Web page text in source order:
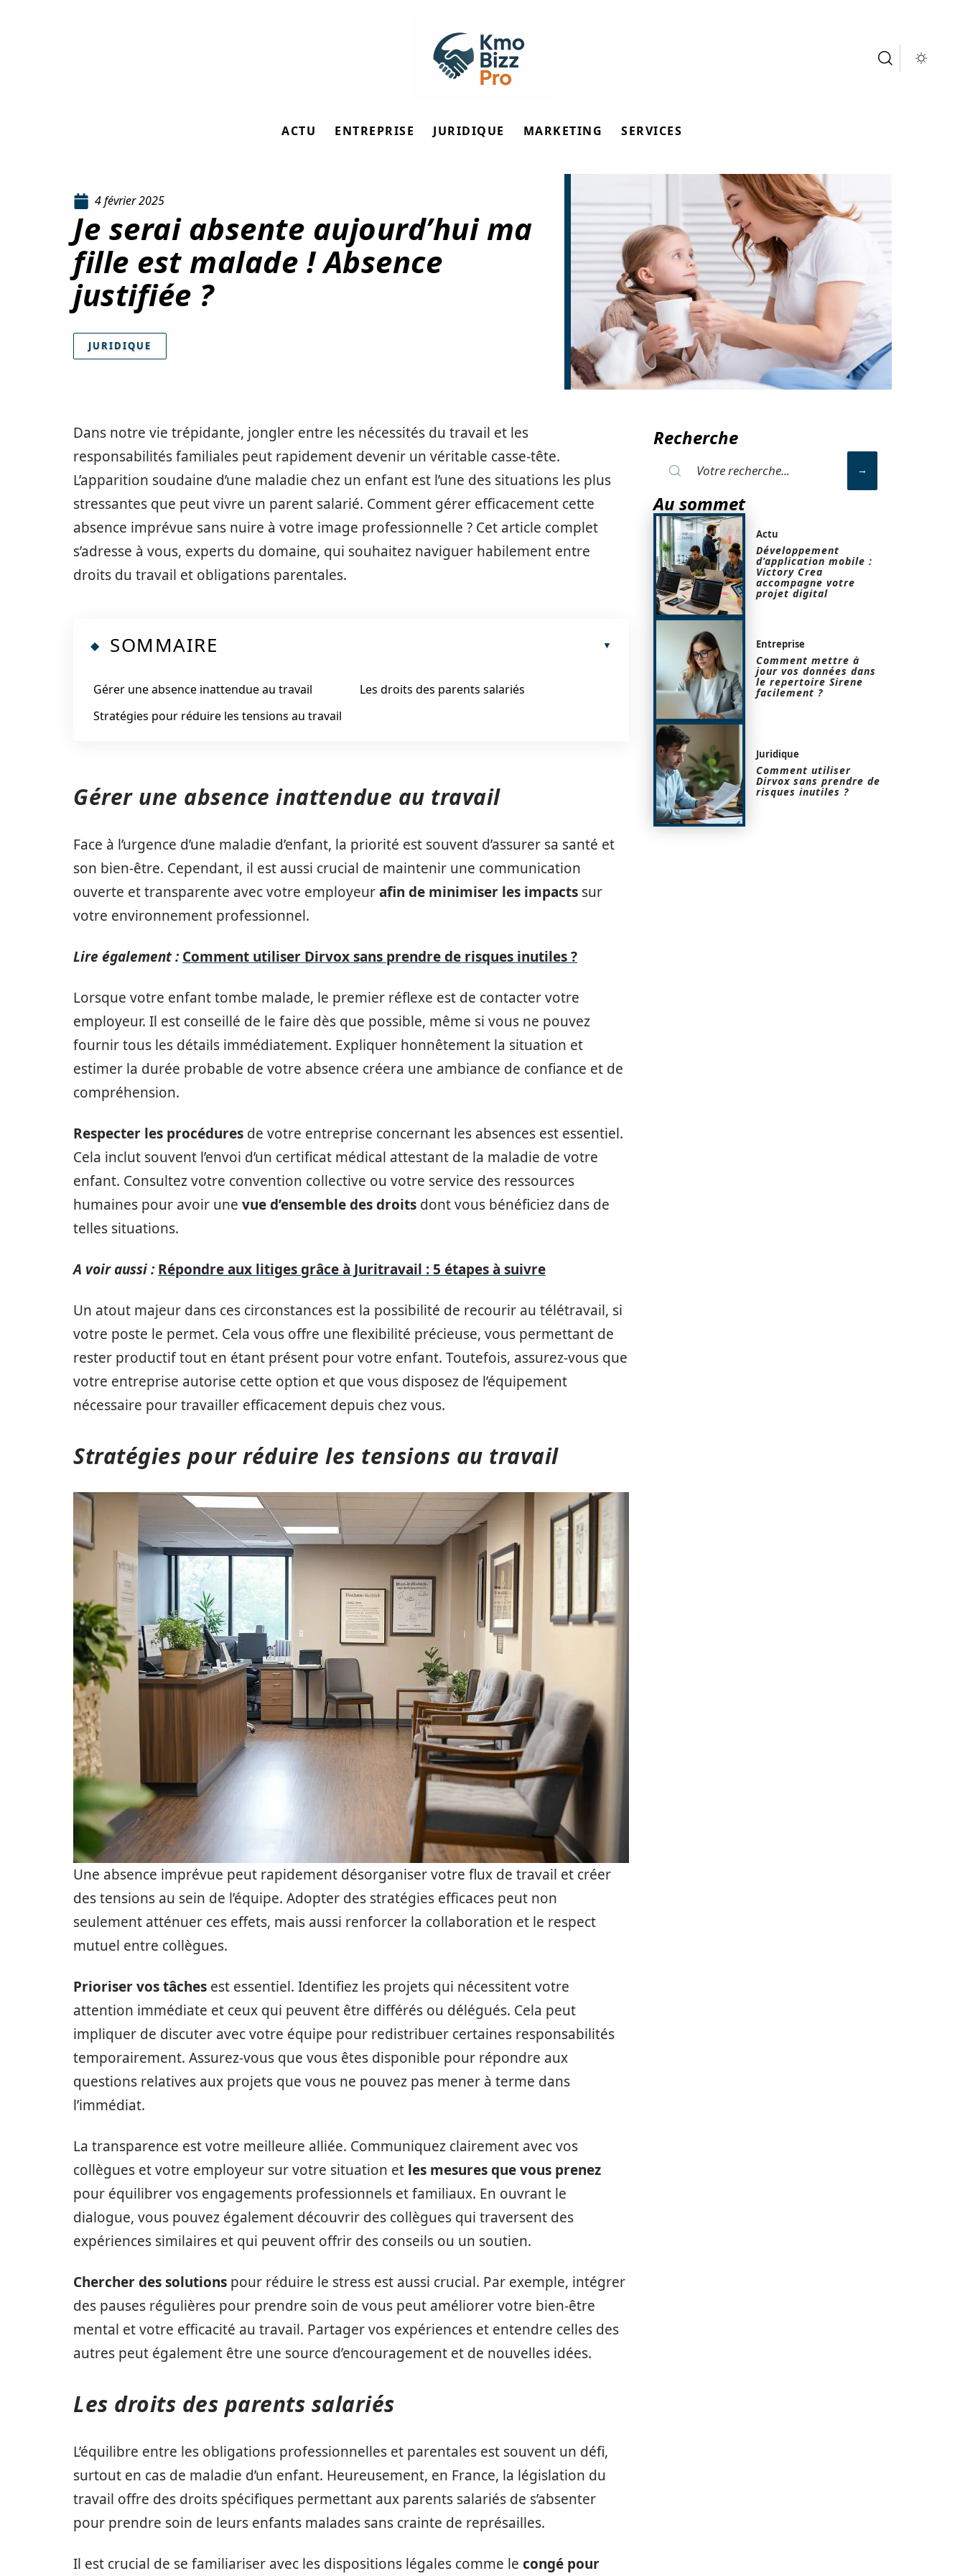
ACTU ENTREPRISE JURIDIQUE MARKETING SERVICES
4 février 2025
Je serai absente aujourd’hui ma
fille est malade ! Absence
justifiée ?
JURIDIQUE
Dans notre vie trépidante, jongler entre les nécessités du travail et les
responsabilités familiales peut rapidement devenir un véritable casse-tête.
L’apparition soudaine d’une maladie chez un enfant est l’une des situations les plus
stressantes que peut vivre un parent salarié. Comment gérer efficacement cette
absence imprévue sans nuire à votre image professionnelle ? Cet article complet
s’adresse à vous, experts du domaine, qui souhaitez naviguer habilement entre
droits du travail et obligations parentales.
SOMMAIRE
Gérer une absence inattendue au travail
Stratégies pour réduire les tensions au travail
Les droits des parents salariés
Gérer une absence inattendue au travail
Face à l’urgence d’une maladie d’enfant, la priorité est souvent d’assurer sa santé et
son bien-être. Cependant, il est aussi crucial de maintenir une communication
ouverte et transparente avec votre employeurafin de minimiser les impacts sur
votre environnement professionnel.
Lire également : Comment utiliser Dirvox sans prendre de risques inutiles ?
Lorsque votre enfant tombe malade, le premier réflexe est de contacter votre
employeur. Il est conseillé de le faire dès que possible, même si vous ne pouvez
fournir tous les détails immédiatement. Expliquer honnêtement la situation et
estimer la durée probable de votre absence créera une ambiance de confiance et de
compréhension.
Respecter les procédures de votre entreprise concernant les absences est essentiel.
Cela inclut souvent l’envoi d’un certificat médical attestant de la maladie de votre
enfant. Consultez votre convention collective ou votre service des ressources
humaines pour avoir une vue d’ensemble des droits dont vous bénéficiez dans de
telles situations.
A voir aussi : Répondre aux litiges grâce à Juritravail : 5 étapes à suivre
Un atout majeur dans ces circonstances est la possibilité de recourir au télétravail, si
votre poste le permet. Cela vous offre une flexibilité précieuse, vous permettant de
rester productif tout en étant présent pour votre enfant. Toutefois, assurez-vous que
votre entreprise autorise cette option et que vous disposez de l’équipement
nécessaire pour travailler efficacement depuis chez vous.
Stratégies pour réduire les tensions au travail
Une absence imprévue peut rapidement désorganiser votre flux de travail et créer
des tensions au sein de l’équipe. Adopter des stratégies efficaces peut non
seulement atténuer ces effets, mais aussi renforcer la collaboration et le respect
mutuel entre collègues.
Prioriser vos tâches est essentiel. Identifiez les projets qui nécessitent votre
attention immédiate et ceux qui peuvent être différés ou délégués. Cela peut
impliquer de discuter avec votre équipe pour redistribuer certaines responsabilités
temporairement. Assurez-vous que vous êtes disponible pour répondre aux
questions relatives aux projets que vous ne pouvez pas mener à terme dans
l’immédiat.
La transparence est votre meilleure alliée. Communiquez clairement avec vos
collègues et votre employeur sur votre situation et les mesures que vous prenez
pour équilibrer vos engagements professionnels et familiaux. En ouvrant le
dialogue, vous pouvez également découvrir des collègues qui traversent des
expériences similaires et qui peuvent offrir des conseils ou un soutien.
Chercher des solutions pour réduire le stress est aussi crucial. Par exemple, intégrer
des pauses régulières pour prendre soin de vous peut améliorer votre bien-être
mental et votre efficacité au travail. Partager vos expériences et entendre celles des
autres peut également être une source d’encouragement et de nouvelles idées.
Les droits des parents salariés
L’équilibre entre les obligations professionnelles et parentales est souvent un défi,
surtout en cas de maladie d’un enfant. Heureusement, en France, la législation du
travail offre des droits spécifiques permettant aux parents salariés de s’absenter
pour prendre soin de leurs enfants malades sans crainte de représailles.
Il est crucial de se familiariser avec les dispositions légales comme le congé pour
Recherche
Au sommet
Actu
Développement
d’application mobile :
Victory Crea
accompagne votre
projet digital
Entreprise
Comment mettre à
jour vos données dans
le repertoire Sirene
facilement ?
Juridique
Comment utiliser
Dirvox sans prendre de
risques inutiles ?